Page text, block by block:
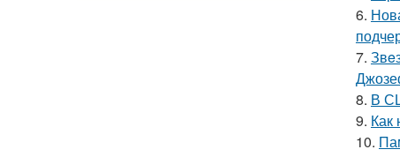
6.
7.
8. В
9. Как
10.